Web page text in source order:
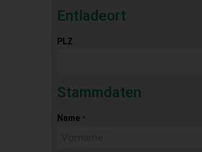
Entladeort
PLZ
Stammdaten
Name *